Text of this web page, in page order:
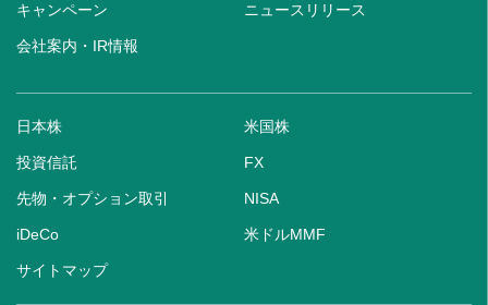
キャンペーン ニュースリリース
会社案内・IR情報
日本株 米国株
投資信託 FX
先物・オプション取引 NISA
iDeCo 米ドルMMF
サイトマップ